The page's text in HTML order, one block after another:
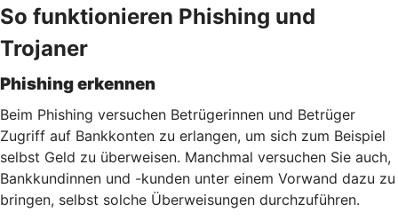
So funktionieren Phishing und
Trojaner
Phishing erkennen
Beim Phishing versuchen Betrügerinnen und Betrüger
Zugriff auf Bankkonten zu erlangen, um sich zum Beispiel
selbst Geld zu überweisen. Manchmal versuchen Sie auch,
Bankkundinnen und -kunden unter einem Vorwand dazu zu
bringen, selbst solche Überweisungen durchzuführen.